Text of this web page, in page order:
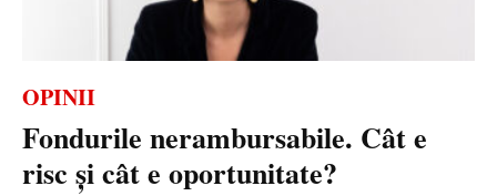
OPINII
Fondurile nerambursabile. Cât e
risc și cât e oportunitate?